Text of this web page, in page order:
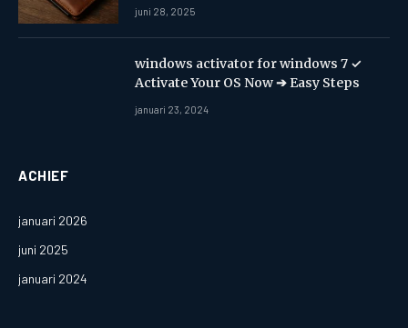
juni 28, 2025
windows activator for windows 7 ✓
Activate Your OS Now ➔ Easy Steps
januari 23, 2024
ACHIEF
januari 2026
juni 2025
januari 2024